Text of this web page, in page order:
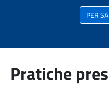
PER
Pratiche